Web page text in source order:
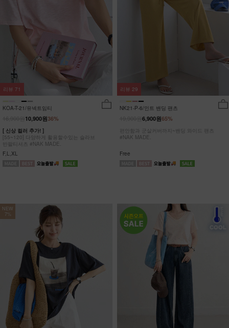
KOA-T-21/유넥트임티
36%
10,900원
[ 신상 컬러 추가! ]
[55~120] 다양하게 활용할수있는 슬라브
반팔티셔츠 #NAK MADE.
F,L,XL
리뷰 71
NK21-P-6/인트 밴딩 팬츠
65%
6,900원
편안함과 군살커버까지~밴딩 와이드 팬츠
#NAK MADE.
Free
리뷰 29
NEW
7%